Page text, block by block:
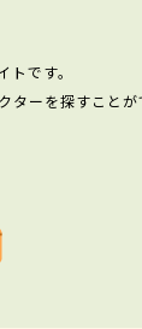
です。
ーを探すことが